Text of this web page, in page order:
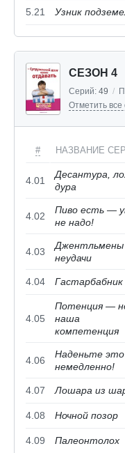
5.21 Узник
СЕЗОН 4
Серий: 49 /
Отметить все
# НАЗВАНИЕ
4.01
Десантура,
дура
4.02
Пиво есть —
не надо!
4.03
Джентльмены
неудачи
4.04 Гастарбабник
4.05
Потенция —
наша
компетенция
4.06
Наденьте это
немедленно!
4.07 Лошара из
4.08 Ночной позор
4.09 Палеонтолох